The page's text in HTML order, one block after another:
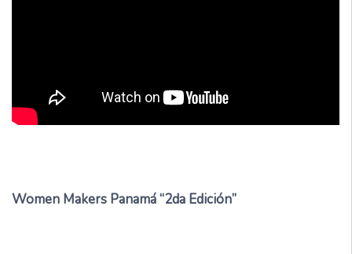
Women Makers Panamá “2da Edición”